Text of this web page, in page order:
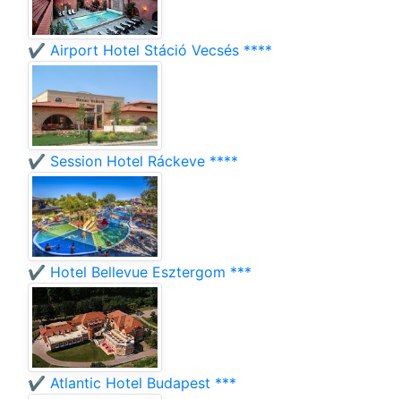
✔️ Airport Hotel Stáció Vecsés ****
✔️ Session Hotel Ráckeve ****
✔️ Hotel Bellevue Esztergom ***
✔️ Atlantic Hotel Budapest ***